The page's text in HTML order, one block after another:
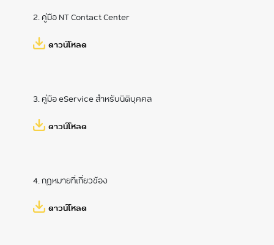
2. คู่มือ NT Contact Center
ดาวน์โหลด
3. คู่มือ eService สำหรับนิติบุคคล
ดาวน์โหลด
4. กฏหมายที่เกี่ยวข้อง
ดาวน์โหลด